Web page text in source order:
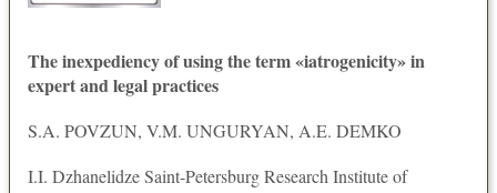
The inexpediency of using the term «iatrogenicity» in
expert and legal practices
S.A. POVZUN, V.M. UNGURYAN, A.E. DEMKO
I.I. Dzhanelidze Saint-Petersburg Research Institute of